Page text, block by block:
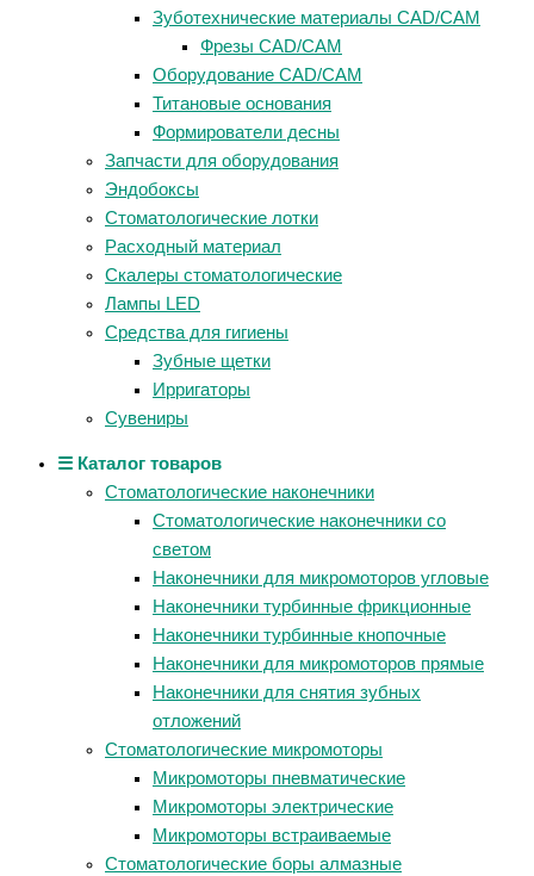
Зуботехнические материалы CAD/CAM
Фрезы CAD/CAM
Оборудование CAD/CAM
Титановые основания
Формирователи десны
Запчасти для оборудования
Эндобоксы
Стоматологические лотки
Расходный материал
Скалеры стоматологические
Лампы LED
Средства для гигиены
Зубные щетки
Ирригаторы
Сувениры
☰ Каталог товаров
Стоматологические наконечники
Стоматологические наконечники со
светом
Наконечники для микромоторов угловые
Наконечники турбинные фрикционные
Наконечники турбинные кнопочные
Наконечники для микромоторов прямые
Наконечники для снятия зубных
отложений
Стоматологические микромоторы
Микромоторы пневматические
Микромоторы электрические
Микромоторы встраиваемые
Стоматологические боры алмазные